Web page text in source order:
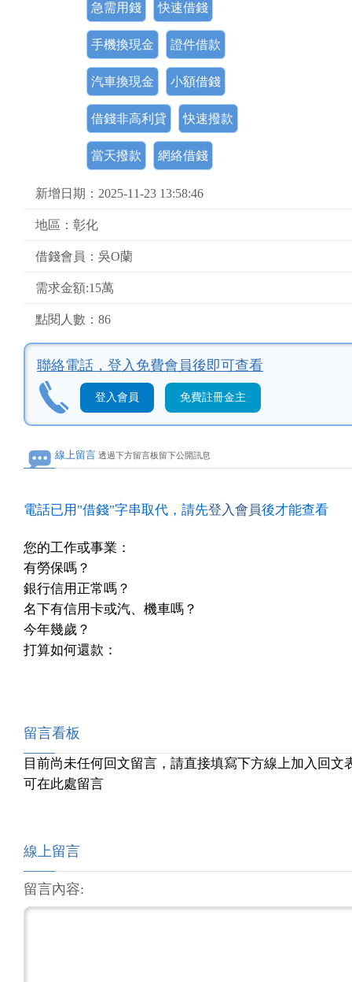
急需用錢 快速借錢
手機換現金 證件借款
汽車換現金 小額借錢
借錢非高利貸 快速撥款
當天撥款 網絡借錢
新增日期：2025-11-23 13:58:46
地區：彰化
借錢會員：吳O蘭
需求金額:15萬
點閱人數：86
聯絡電話， 登入免費會員後即可查看
登入會員 免費註冊金主
線上留言 透過下方留言板留下公開訊息
電話已用"借錢"字串取代，請先登入會員後才能查看
您的工作或事業：
有勞保嗎？
銀行信用正常嗎？
名下有信用卡或汽、機車嗎？
今年幾歲？
打算如何還款：
留言看板
目前尚未任何回文留言，請直接填寫下方線上加入回文
可在此處留言
線上留言
留言內容: